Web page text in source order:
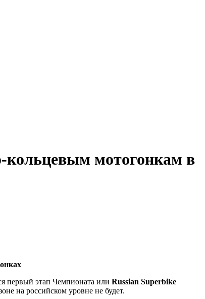
кольцевым мотогонкам в
первый этап Чемпионата или Russian Superbike
на российском уровне не будет.